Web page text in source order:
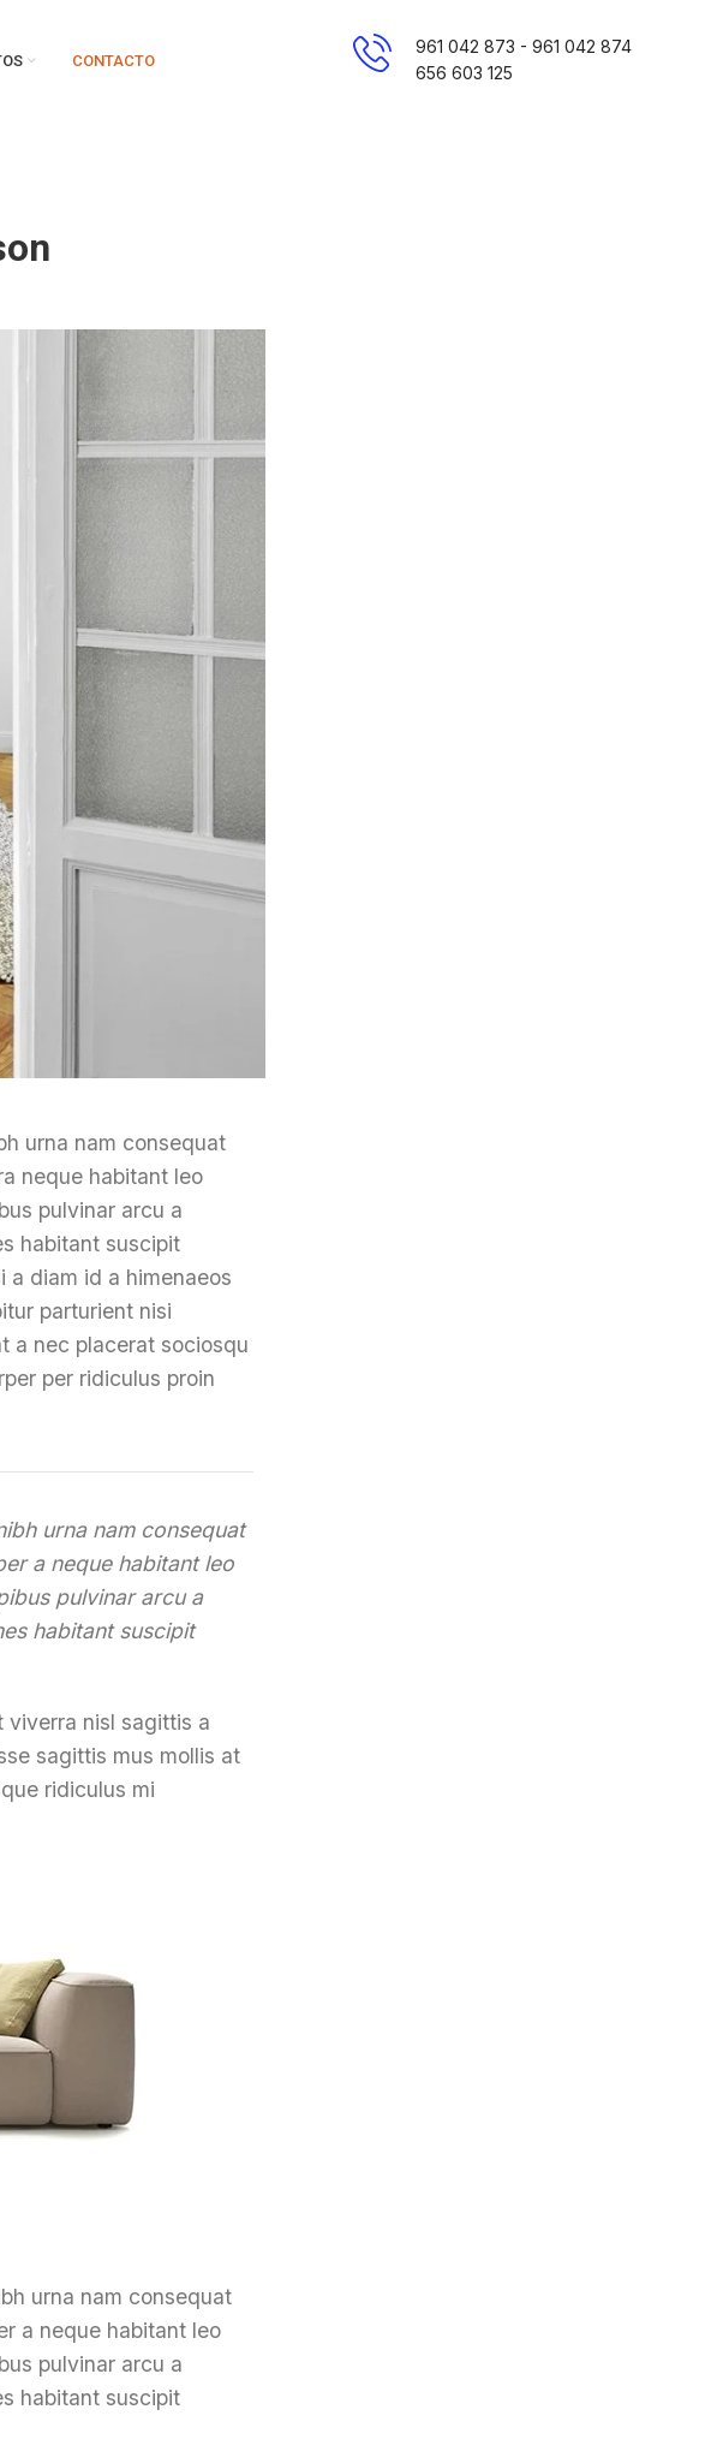
CONTACTO
961 042 873 - 961 042 874
656 603 125
urna nam consequat
neque habitant leo
pulvinar arcu a
habitant suscipit
a diam id a himenaeos
parturient nisi
a nec placerat sociosqu
per ridiculus proin
urna nam consequat
a neque habitant leo
pulvinar arcu a
habitant suscipit
viverra nisl sagittis a
sagittis mus mollis at
ridiculus mi
urna nam consequat
a neque habitant leo
pulvinar arcu a
habitant suscipit